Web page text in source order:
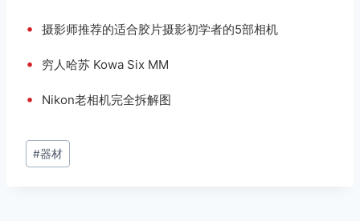
• 摄影师推荐的适合胶片摄影初学者的5部相机
• 穷人哈苏 Kowa Six MM
• Nikon老相机完全拆解图
文
章
#器材